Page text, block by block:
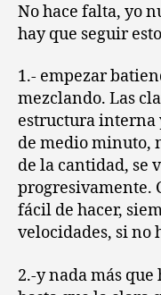
No hace falta, yo
hay que seguir
1.- empezar
mezclando. Las
estructura interna
de medio minuto,
de la cantidad, se
progresivamente.
fácil de hacer,
velocidades, si no
2.-y nada más